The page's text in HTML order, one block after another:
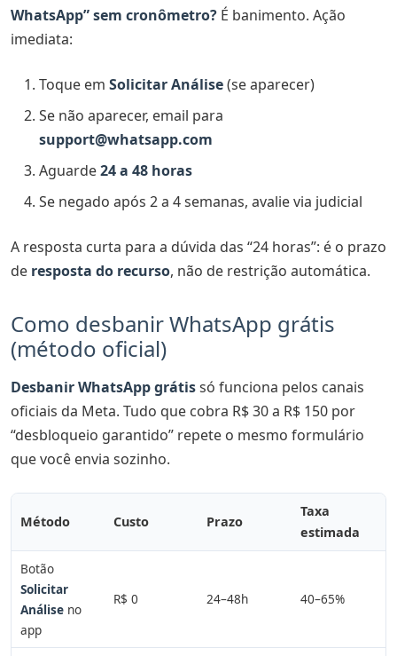
WhatsApp” sem cronômetro? É banimento. Ação
imediata:
Toque em Solicitar Análise(se aparecer)
Se não aparecer, email para
support@whatsapp.com
Aguarde24 a 48 horas
Se negado após 2 a 4 semanas, avalie via judicial
A resposta curta para a dúvida das “24 horas”: é o prazo
de resposta do recurso, não de restrição automática.
Como desbanir WhatsApp grátis
(método oficial)
Desbanir WhatsApp grátissó funciona pelos canais
oficiais da Meta. Tudo que cobra R$ 30 a R$ 150 por
“desbloqueio garantido” repete o mesmo formulário
que você envia sozinho.
Método Custo Prazo
Taxa
estimada
Botão
Solicitar
Análise no
app
R$ 0 24–48h 40–65%